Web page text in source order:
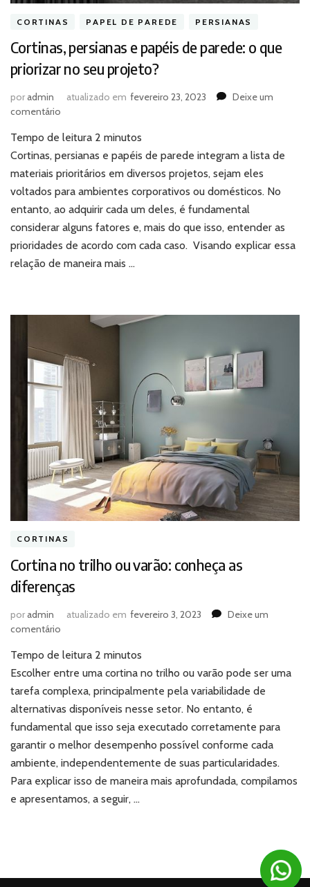
CORTINAS PAPEL DE PAREDE PERSIANAS
Cortinas, persianas e papéis de parede: o que
priorizar no seu projeto?
poradmin atualizado em fevereiro 23, 2023
Deixe um
comentário
persianas
e
papéis
parede:
o
que
priorizar
seu
Tempo de leitura 2 minutos
Cortinas, persianas e papéis de parede integram a lista de
materiais prioritários em diversos projetos, sejam eles
voltados para ambientes corporativos ou domésticos. No
entanto, ao adquirir cada um deles, é fundamental
considerar alguns fatores e, mais do que isso, entender as
prioridades de acordo com cada caso. Visando explicar essa
relação de maneira mais …
CORTINAS
Cortina no trilho ou varão: conheça as
diferenças
poradmin atualizado em fevereiro 3, 2023
Deixe um
comentário
no
trilho
ou
varão:
conheça
as
diferenças
Tempo de leitura 2 minutos
Escolher entre uma cortina no trilho ou varão pode ser uma
tarefa complexa, principalmente pela variabilidade de
alternativas disponíveis nesse setor. No entanto, é
fundamental que isso seja executado corretamente para
garantir o melhor desempenho possível conforme cada
ambiente, independentemente de suas particularidades.
Para explicar isso de maneira mais aprofundada, compilamos
e apresentamos, a seguir, …